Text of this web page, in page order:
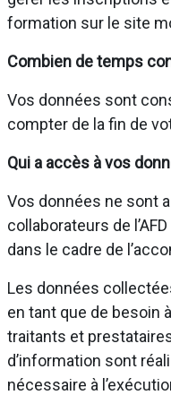
formation sur le site
Combien de temps
Vos données sont
compter de la fin de
Qui a accès à vos
Vos données ne sont
collaborateurs de
dans le cadre de
Les données
en tant que de besoin
traitants et
d’information sont
nécessaire à